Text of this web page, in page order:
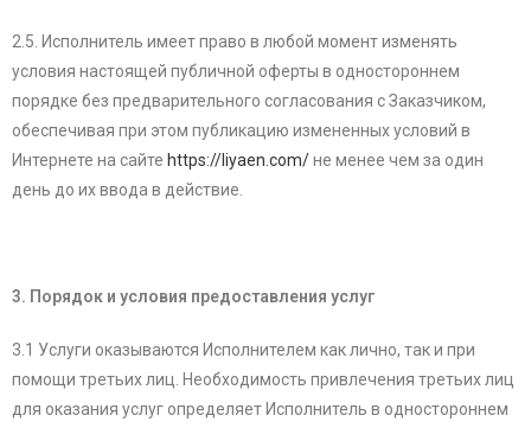
2.5. Исполнитель имеет право в любой момент изменять
условия настоящей публичной оферты в одностороннем
порядке без предварительного согласования с Заказчиком,
обеспечивая при этом публикацию измененных условий в
Интернете на сайте https://liyaen.com/не менее чем за один
день до их ввода в действие.
3. Порядок и условия предоставления услуг
3.1 Услуги оказываются Исполнителем как лично, так и при
помощи третьих лиц. Необходимость привлечения третьих лиц
для оказания услуг определяет Исполнитель в одностороннем